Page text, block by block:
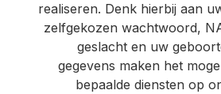
realiseren. Denk hierbij aan
zelfgekozen wachtwoord,
geslacht en uw
gegevens maken het
bepaalde diensten op